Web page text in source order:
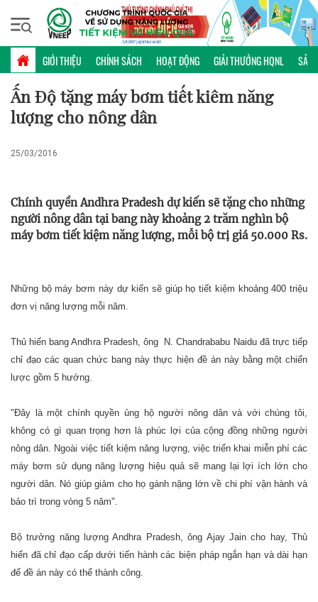
GIỚI THIỆU CHÍNH SÁCH HOẠT ĐỘNG GIẢI THƯỞNG HQNL SẢN
Chủ nhật, 09/08/2026 | 04:46 GMT+7
KINH NGHIỆM
Ấn Độ tặng máy bơm tiết kiêm năng
lượng cho nông dân
25/03/2016
Chính quyền Andhra Pradesh dự kiến sẽ tặng cho những
người nông dân tại bang này khoảng 2 trăm nghìn bộ
máy bơm tiết kiệm năng lượng, mỗi bộ trị giá 50.000 Rs.
Những bộ máy bơm này dự kiến sẽ giúp họ tiết kiệm khoảng 400 triệu
đơn vị năng lượng mỗi năm.
Thủ hiến bang Andhra Pradesh, ông N. Chandrababu Naidu đã trực tiếp
chỉ đạo các quan chức bang này thực hiện đề án này bằng một chiến
lược gồm 5 hướng.
"Đây là một chính quyền ủng hộ người nông dân và với chúng tôi,
không có gì quan trọng hơn là phúc lợi của cộng đồng những người
nông dân. Ngoài việc tiết kiệm năng lượng, việc triển khai miễn phí các
máy bơm sử dụng năng lượng hiệu quả sẽ mang lại lợi ích lớn cho
người dân. Nó giúp giảm cho họ gánh nặng lớn về chi phí vận hành và
bảo trì trong vòng 5 năm".
Bộ trưởng năng lượng Andhra Pradesh, ông Ajay Jain cho hay, Thủ
hiến đã chỉ đạo cấp dưới tiến hành các biện pháp ngắn hạn và dài hạn
để đề án này có thể thành công.